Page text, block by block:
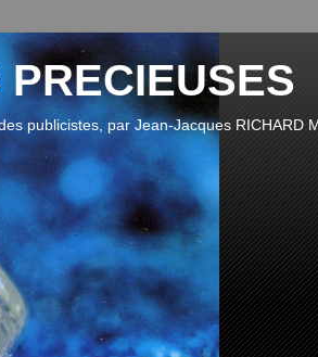
publicistes, par Jean-Jacques